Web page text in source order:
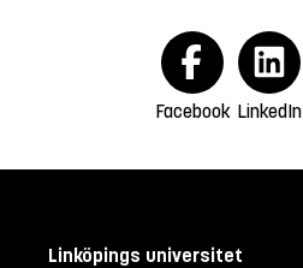
Facebook LinkedIn
Linköpings universitet